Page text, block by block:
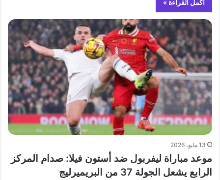
أكمل القراءة »
13 مايو، 2026
موعد مباراة ليفربول ضد أستون فيلا: صدام المركز
الرابع يشعل الجولة 37 من البريميرليج